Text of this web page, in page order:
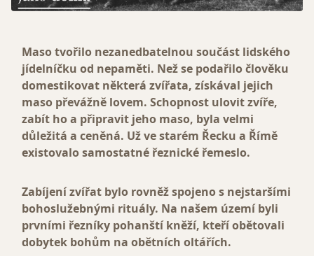
Maso tvořilo nezanedbatelnou součást lidského
jídelníčku od nepaměti. Než se podařilo člověku
domestikovat některá zvířata, získával jejich
maso převážně lovem. Schopnost ulovit zvíře,
zabít ho a připravit jeho maso, byla velmi
důležitá a ceněná. Už ve starém Řecku a Římě
existovalo samostatné řeznické řemeslo.
Zabíjení zvířat bylo rovněž spojeno s nejstaršími
bohoslužebnými rituály. Na našem území byli
prvními řezníky pohanští kněží, kteří obětovali
dobytek bohům na obětních oltářích.